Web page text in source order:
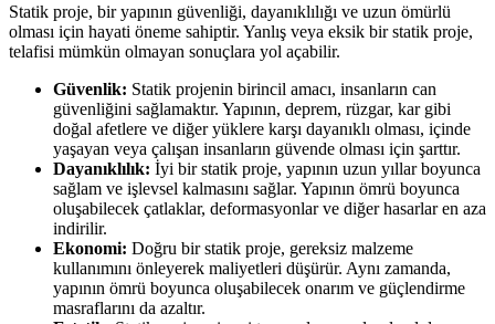
Statik proje, bir yapının güvenliği, dayanıklılığı ve uzun ömürlü
olması için hayati öneme sahiptir. Yanlış veya eksik bir statik proje,
telafisi mümkün olmayan sonuçlara yol açabilir.
Güvenlik: Statik projenin birincil amacı, insanların can
güvenliğini sağlamaktır. Yapının, deprem, rüzgar, kar gibi
doğal afetlere ve diğer yüklere karşı dayanıklı olması, içinde
yaşayan veya çalışan insanların güvende olması için şarttır.
Dayanıklılık: İyi bir statik proje, yapının uzun yıllar boyunca
sağlam ve işlevsel kalmasını sağlar. Yapının ömrü boyunca
oluşabilecek çatlaklar, deformasyonlar ve diğer hasarlar en aza
indirilir.
Ekonomi: Doğru bir statik proje, gereksiz malzeme
kullanımını önleyerek maliyetleri düşürür. Aynı zamanda,
yapının ömrü boyunca oluşabilecek onarım ve güçlendirme
masraflarını da azaltır.